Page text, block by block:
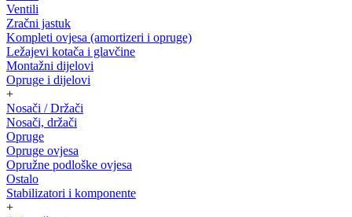
Ventili
Zračni jastuk
Kompleti ovjesa (amortizeri i opruge)
Ležajevi kotača i glavčine
Montažni dijelovi
Opruge i dijelovi
+
Nosači / Držači
Nosači, držači
Opruge
Opruge ovjesa
Opružne podloške ovjesa
Ostalo
Stabilizatori i komponente
+